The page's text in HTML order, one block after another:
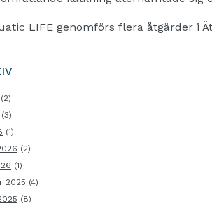
LIFE genomförs flera åtgärder i
(2)
(3)
(1)
(2)
(1)
2025 (4)
(8)